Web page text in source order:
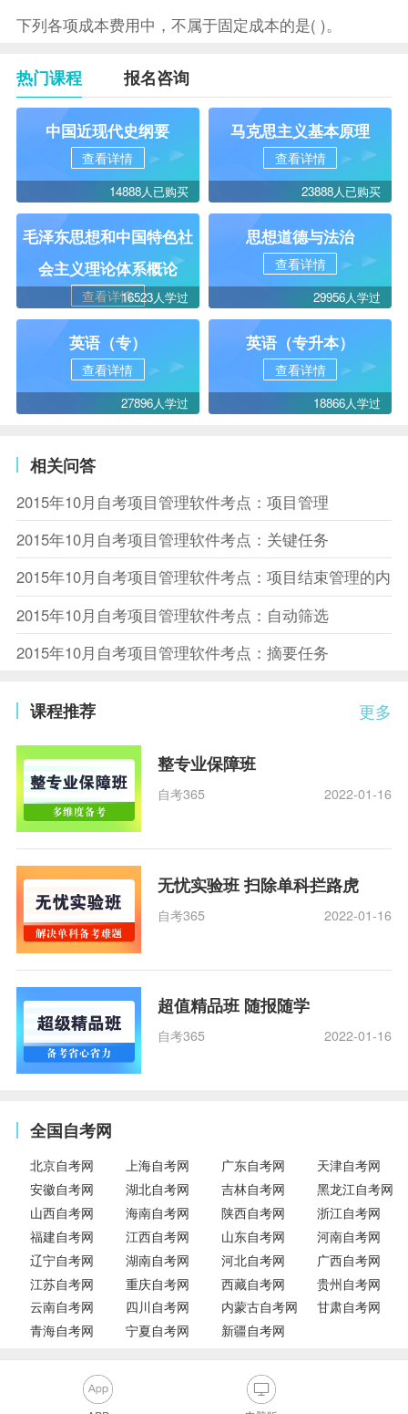
下列各项成本费用中，不属于固定成本的是( )。
热门课程 报名咨询
中国近现代史纲要
查看详情
14888人已购买
马克思主义基本原理
查看详情
23888人已购买
毛泽东思想和中国特色社
会主义理论体系概论
查看详情16523人学过
思想道德与法治
查看详情
29956人学过
英语（专）
查看详情
27896人学过
英语（专升本）
查看详情
18866人学过
相关问答
2015年10月自考项目管理软件考点：项目管理
2015年10月自考项目管理软件考点：关键任务
2015年10月自考项目管理软件考点：项目结束管理的内容
2015年10月自考项目管理软件考点：自动筛选
2015年10月自考项目管理软件考点：摘要任务
更多
课程推荐
整专业保障班
自考365 2022-01-16
无忧实验班 扫除单科拦路虎
自考365 2022-01-16
超值精品班 随报随学
自考365 2022-01-16
全国自考网
北京自考网 上海自考网 广东自考网
天津自考网
安徽自考网
湖北自考网 吉林自考网
黑龙江自考网
山西自考网
海南自考网 陕西自考网
浙江自考网
福建自考网
江西自考网 山东自考网
河南自考网
辽宁自考网
湖南自考网 河北自考网
广西自考网
江苏自考网
重庆自考网 西藏自考网
贵州自考网
云南自考网
四川自考网 内蒙古自考网
甘肃自考网
青海自考网
宁夏自考网 新疆自考网